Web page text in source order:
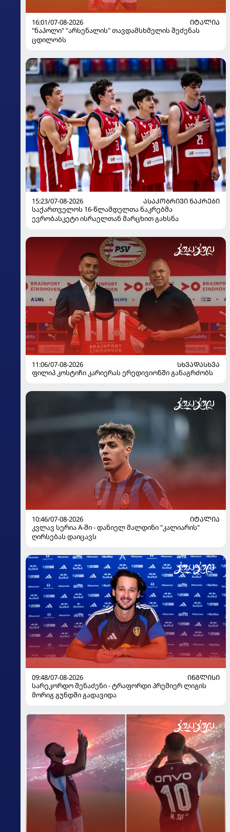
16:01/07-08-2026
ᲘᲢᲐᲚᲘᲐ
"ნაპოლი" "არსენალის" თავდამსხმელის შეძენას
ცდილობს
15:23/07-08-2026
ᲐᲡᲐᲙᲝᲑᲠᲘᲕᲘ ᲜᲐᲙᲠᲔᲑᲘ
საქართველოს 16-წლამდელთა ნაკრებმა
ევრობასკეტი ისრაელთან მარცხით გახსნა
11:06/07-08-2026
ᲡᲮᲕᲐᲓᲐᲡᲮᲕᲐ
ფილიპ კოსტიჩი კარიერას ერედივიონში განაგრძობს
10:46/07-08-2026
ᲘᲢᲐᲚᲘᲐ
კვლავ სერია A-ში - დანიელ მალდინი "კალიარის"
ღირსებას დაიცავს
09:48/07-08-2026
ᲘᲜᲒᲚᲘᲡᲘ
სარეკორდო შენაძენი - ტრაფორდი პრემიერ ლიგის
მორიგ გუნდში გადავიდა